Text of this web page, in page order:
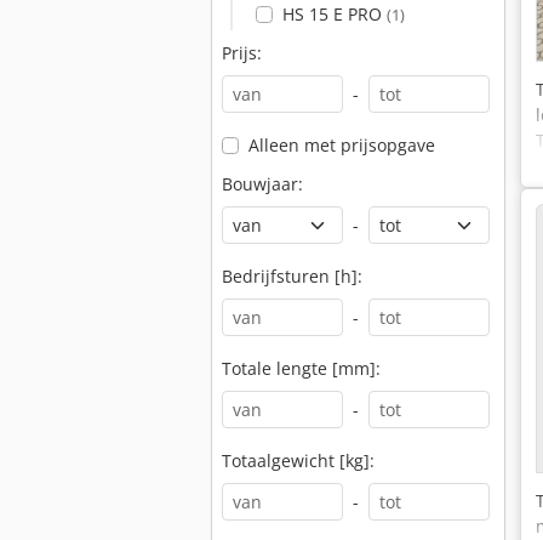
HS 15 E PRO (1)
Prijs:
-
Alleen met prijsopgave
Bouwjaar:
-
Bedrijfsturen [h]:
-
Totale lengte [mm]:
-
Totaalgewicht [kg]:
-